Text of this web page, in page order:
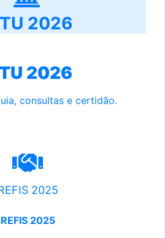
2026
2026
consultas e certidão.
2025
REFIS 2025